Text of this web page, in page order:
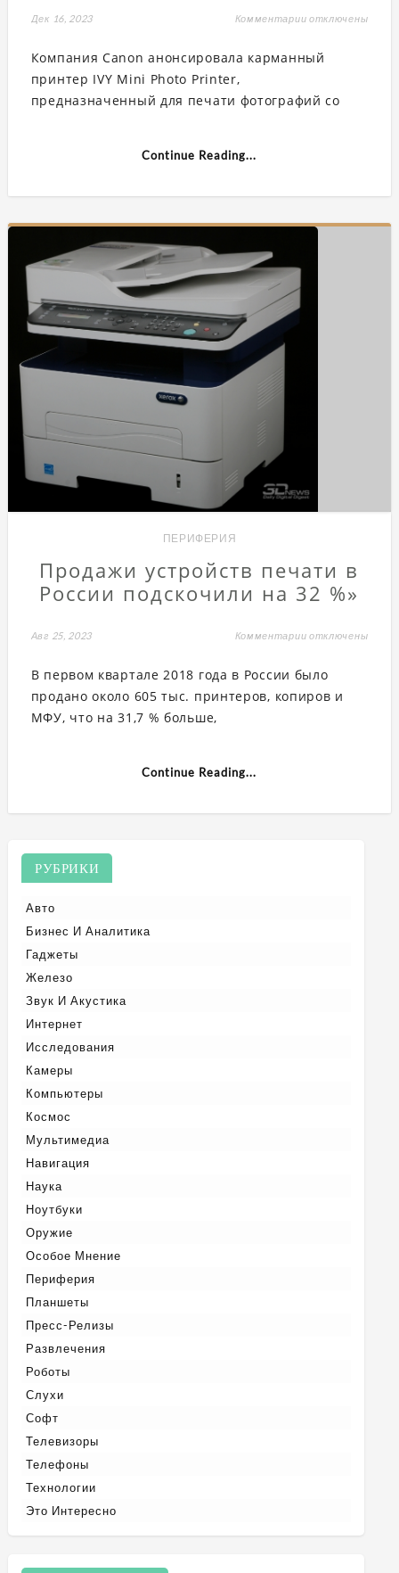
Дек 16, 2023 Комментарии к
IVY
Printer
поможет
отключены
Компания Canon анонсировала карманный
принтер IVY Mini Photo Printer,
предназначенный для печати фотографий со
Continue Reading...
ПЕРИФЕРИЯ
Продажи устройств печати в
России подскочили на 32 %»
Авг 25, 2023 Комментарии к
устройств
в
отключены
В первом квартале 2018 года в России было
продано около 605 тыс. принтеров, копиров и
МФУ, что на 31,7 % больше,
Continue Reading...
РУБРИКИ
Авто
Бизнес И Аналитика
Гаджеты
Железо
Звук И Акустика
Интернет
Исследования
Камеры
Компьютеры
Космос
Мультимедиа
Навигация
Наука
Ноутбуки
Оружие
Особое Мнение
Периферия
Планшеты
Пресс-Релизы
Развлечения
Роботы
Слухи
Софт
Телевизоры
Телефоны
Технологии
Это Интересно